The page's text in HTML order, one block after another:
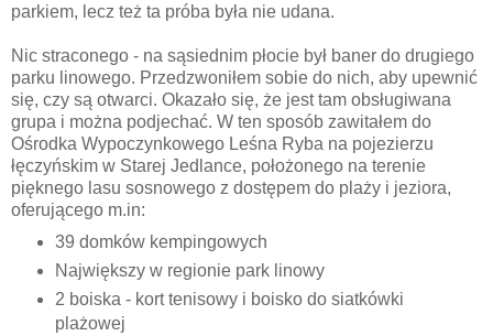
parkiem, lecz też ta próba była nie udana.
Nic straconego - na sąsiednim płocie był baner do drugiego
parku linowego. Przedzwoniłem sobie do nich, aby upewnić
się, czy są otwarci. Okazało się, że jest tam obsługiwana
grupa i można podjechać. W ten sposób zawitałem do
Ośrodka Wypoczynkowego Leśna Ryba na pojezierzu
łęczyńskim w Starej Jedlance, położonego na terenie
pięknego lasu sosnowego z dostępem do plaży i jeziora,
oferującego m.in:
39 domków kempingowych
Największy w regionie park linowy
2 boiska - kort tenisowy i boisko do siatkówki
plażowej